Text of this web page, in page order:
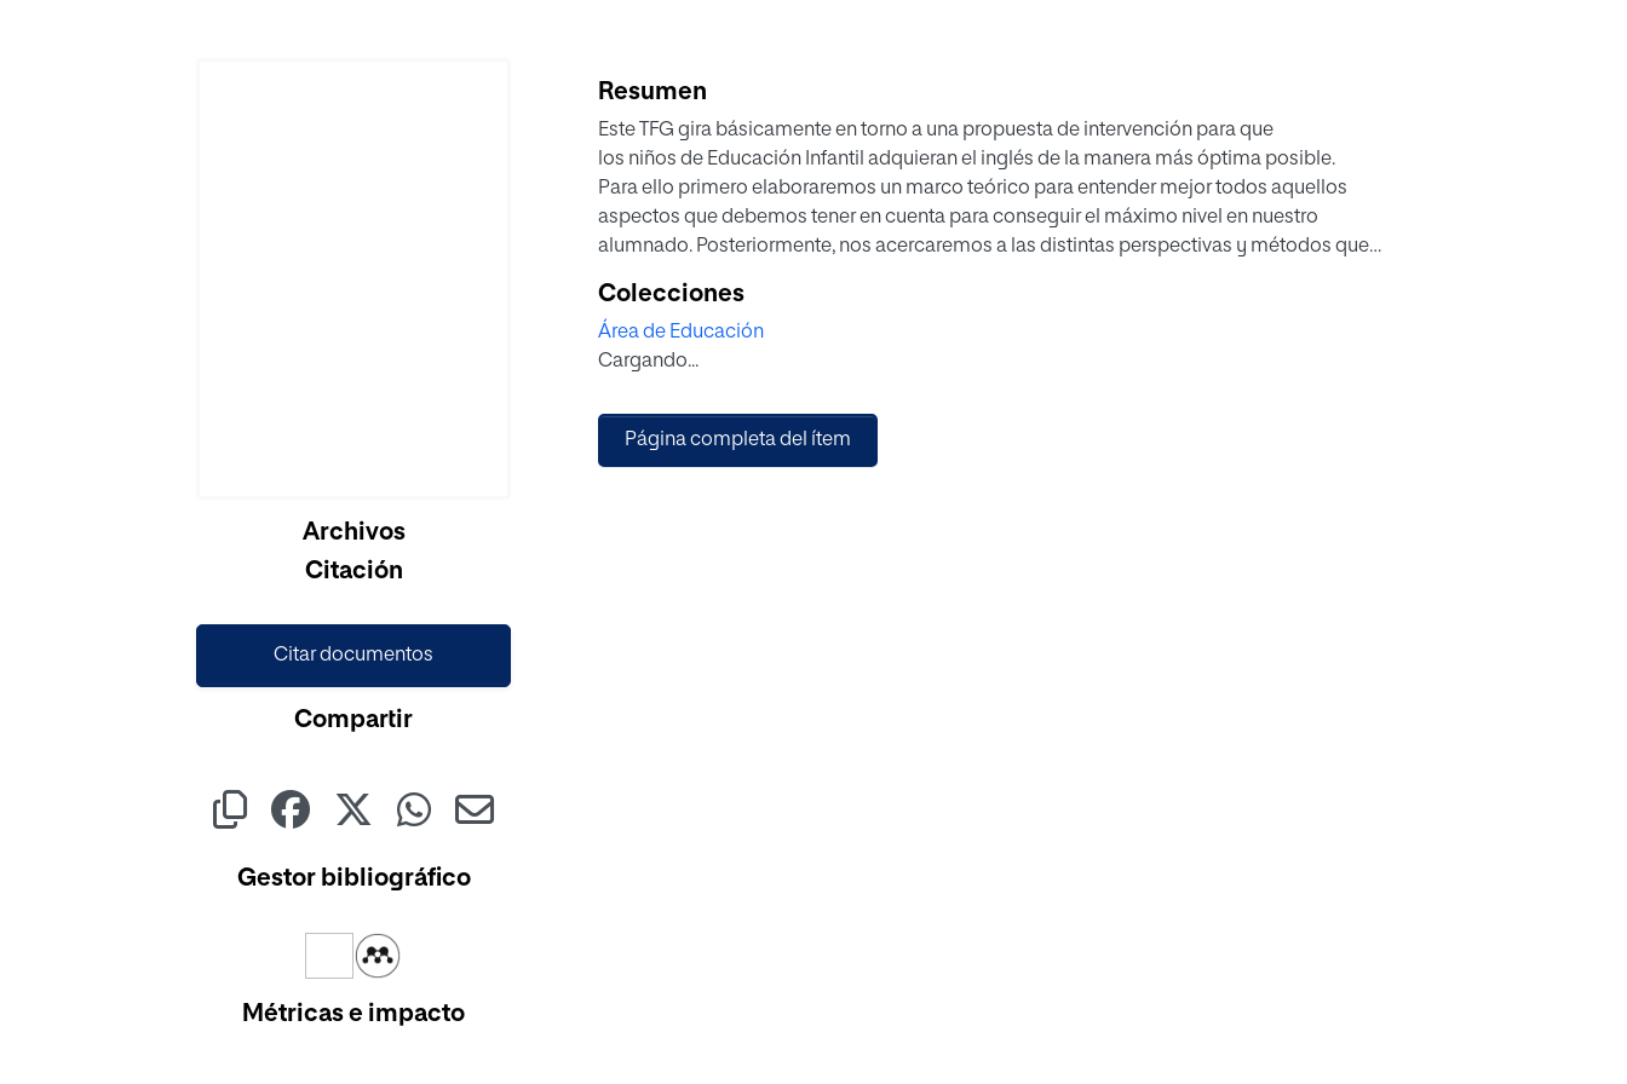
Archivos
Citación
Citar documentos
Compartir
Gestor bibliográfico
Métricas e impacto
Resumen
Este TFG gira básicamente en torno a una propuesta de intervención para que
los niños de Educación Infantil adquieran el inglés de la manera más óptima posible.
Para ello primero elaboraremos un marco teórico para entender mejor todos aquellos
aspectos que debemos tener en cuenta para conseguir el máximo nivel en nuestro
alumnado. Posteriormente, nos acercaremos a las distintas perspectivas y métodos que
concretamente en el método Artigal y el TPR (Total Physical Response, de aquí en
adelante), que como veremos, serán analizados en profundidad, puesto que serán la
base de nuestra propuesta de intervención. Por último, elaboraremos una propuesta de
los métodos Artigal y TPR, para que los alumnos de Educación Infantil puedan
aprender una serie de contenidos estipulados en el currículo correspondiente y acordes
Colecciones
Área de Educación
Cargando...
Página completa del ítem